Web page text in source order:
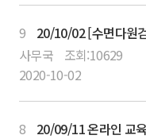
9
사무국
조회:10629
2020-10-02
8